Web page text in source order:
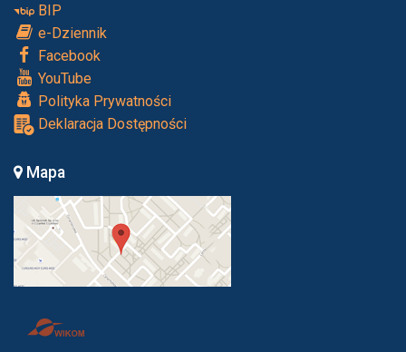
BIP
e-Dziennik
Facebook
YouTube
Polityka Prywatności
Deklaracja Dostępności
Mapa